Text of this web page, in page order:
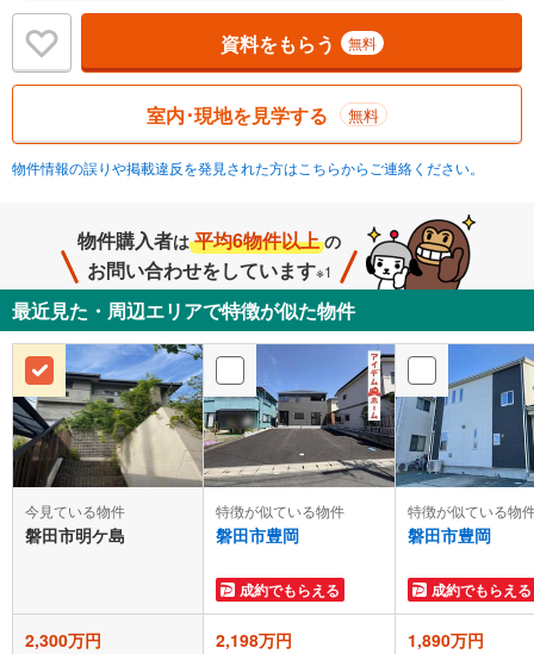
資料をもらう 無料
室内･現地を見学する 無料
物件情報の誤りや掲載違反を発見された方はこちらからご連絡ください。
物件購入者は 平均6物件以上 の
お問い合わせをしています※1
最近見た・周辺エリアで特徴が似た物件
今見ている物件
磐田市明ケ島
特徴が似ている物件
磐田市豊岡
成約でもらえる
特徴が似ている物
磐田市豊岡
成約でもらえる
2,300万円 2,198万円 1,890万円